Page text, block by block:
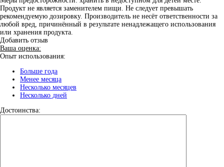
Продукт не является заменителем пищи. Не следует превышать
рекомендуемую дозировку. Производитель не несёт ответственности за
любой вред, причинённый в результате ненадлежащего использования
или хранения продукта.
Добавить отзыв
Ваша оценка:
Опыт использования:
Больше года
Менее месяца
Несколько месяцев
Несколько дней
Достоинства: